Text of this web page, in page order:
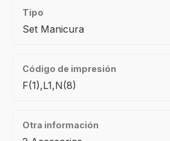
Tipo
Set Manicura
Código de impresión
F(1),L1,N(8)
Otra información